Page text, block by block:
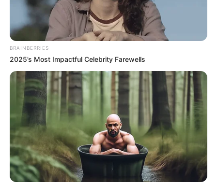
TEMAS DESTACADOS
EMERGENCIAS POR LLUVIAS
FUERTES LLUVIAS
VIA AL LLANO
LIGA BETPLAY
METRO DE MEDELLÍN
CORTES DE LUZ
CORTES DE AGUA
FENÓMENO DEL NIÑO
BRAINBERRIES
2025’s Most Impactful Celebrity Farewells